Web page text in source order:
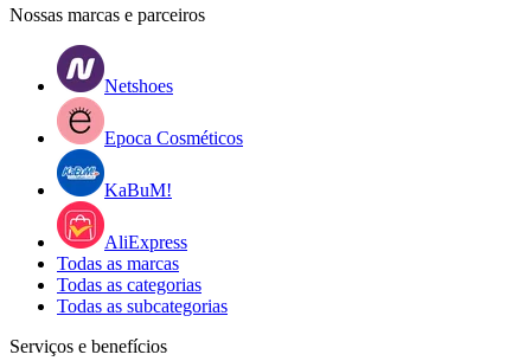
Nossas marcas e parceiros
Netshoes
Epoca Cosméticos
KaBuM!
AliExpress
Todas as marcas
Todas as categorias
Todas as subcategorias
Serviços e benefícios